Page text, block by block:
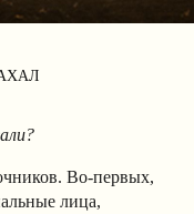
Во-первых,
лица,